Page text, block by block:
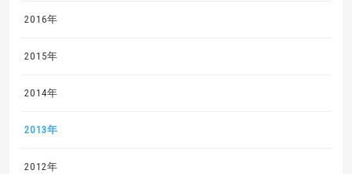
2016年
2015年
2014年
2013年
2012年